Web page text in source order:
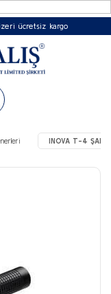
ücretsiz kargo
INOVA T-4 ŞARJLI